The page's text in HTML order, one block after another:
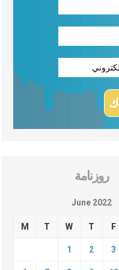
روزنامة
June 2022
M T W T F
1 2 3